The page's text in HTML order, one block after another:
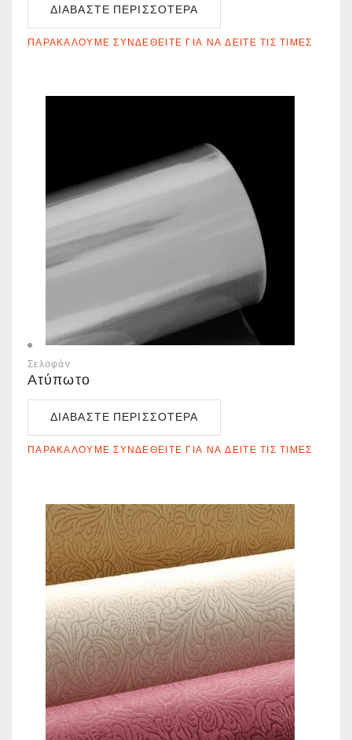
ΔΙΑΒΆΣΤΕ ΠΕΡΙΣΣΌΤΕΡΑ
ΠΑΡΑΚΑΛΟΎΜΕ ΣΥΝΔΕΘΕΊΤΕ ΓΙΑ ΝΑ ΔΕΊΤΕ ΤΙΣ ΤΙΜΈΣ
Σελοφάν
Ατύπωτο
ΔΙΑΒΆΣΤΕ ΠΕΡΙΣΣΌΤΕΡΑ
ΠΑΡΑΚΑΛΟΎΜΕ ΣΥΝΔΕΘΕΊΤΕ ΓΙΑ ΝΑ ΔΕΊΤΕ ΤΙΣ ΤΙΜΈΣ